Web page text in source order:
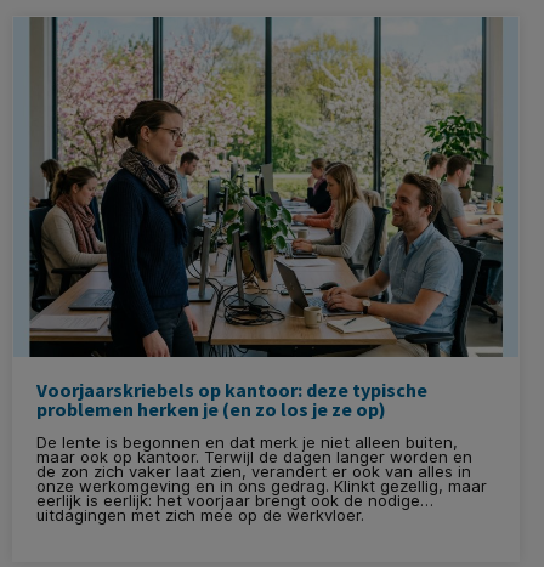
Voorjaarskriebels op kantoor: deze typische
problemen herken je (en zo los je ze op)
De lente is begonnen en dat merk je niet alleen buiten,
maar ook op kantoor. Terwijl de dagen langer worden en
de zon zich vaker laat zien, verandert er ook van alles in
onze werkomgeving en in ons gedrag. Klinkt gezellig, maar
eerlijk is eerlijk: het voorjaar brengt ook de nodige
uitdagingen met zich mee op de werkvloer.